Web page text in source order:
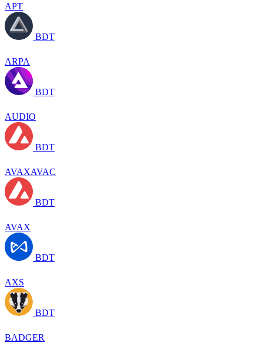
APT
BDT
ARPA
BDT
AUDIO
BDT
AVAXAVAC
BDT
AVAX
BDT
AXS
BDT
BADGER